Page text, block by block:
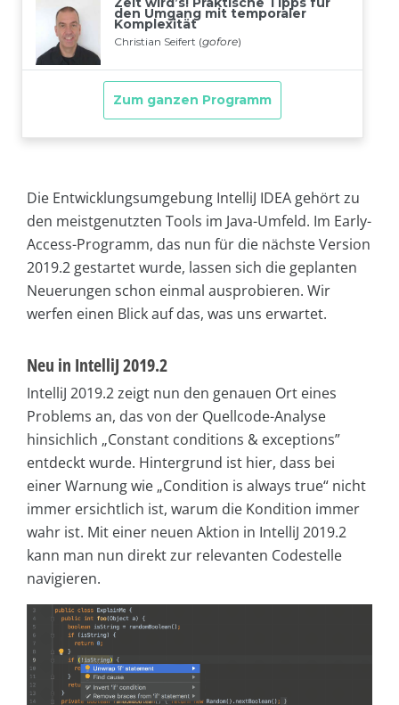
Die Entwicklungsumgebung IntelliJ IDEA gehört zu
den meistgenutzten Tools im Java-Umfeld. Im Early-
Access-Programm, das nun für die nächste Version
2019.2 gestartet wurde, lassen sich die geplanten
Neuerungen schon einmal ausprobieren. Wir
werfen einen Blick auf das, was uns erwartet.
Neu in IntelliJ 2019.2
IntelliJ 2019.2 zeigt nun den genauen Ort eines
Problems an, das von der Quellcode-Analyse
hinsichlich „Constant conditions & exceptions”
entdeckt wurde. Hintergrund ist hier, dass bei
einer Warnung wie „Condition is always true“ nicht
immer ersichtlich ist, warum die Kondition immer
wahr ist. Mit einer neuen Aktion in IntelliJ 2019.2
kann man nun direkt zur relevanten Codestelle
navigieren.